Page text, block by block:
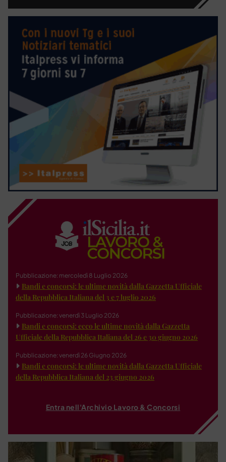
Pubblicazione: mercoledì 8 Luglio 2026
Bandi e concorsi: le ultime novità dalla Gazzetta Ufficiale
della Repubblica Italiana del 3 e 7 luglio 2026
Pubblicazione: venerdì 3 Luglio 2026
Bandi e concorsi: ecco le ultime novità dalla Gazzetta
Ufficiale della Repubblica Italiana del 26 e 30 giugno 2026
Pubblicazione: venerdì 26 Giugno 2026
Bandi e concorsi: le ultime novità dalla Gazzetta Ufficiale
della Repubblica Italiana del 23 giugno 2026
Entra nell'Archivio Lavoro & Concorsi